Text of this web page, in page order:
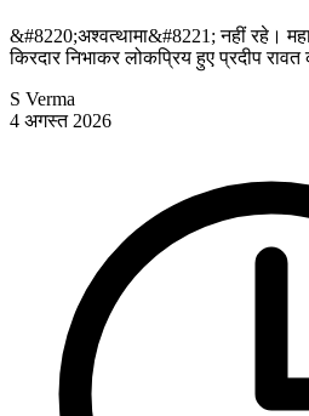
&#8220;अश्वत्थामा&#8221; नहीं रहे।
किरदार निभाकर लोकप्रिय हुए प्रदीप रावत
S Verma
4 अगस्त 2026